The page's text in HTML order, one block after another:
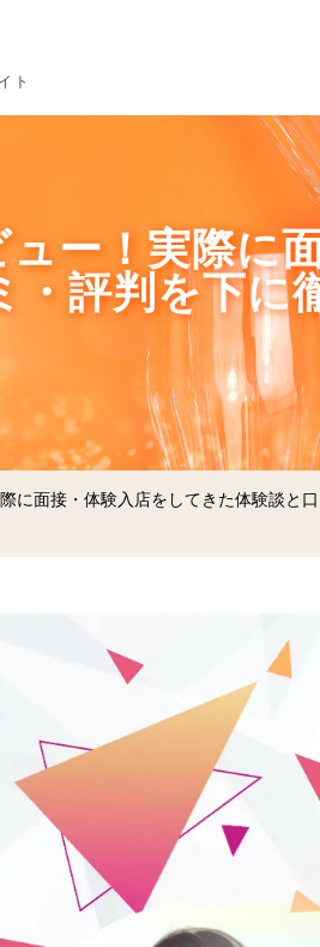
ト
ー！実際に
・評判を下に
に面接・体験入店をしてきた体験談と口